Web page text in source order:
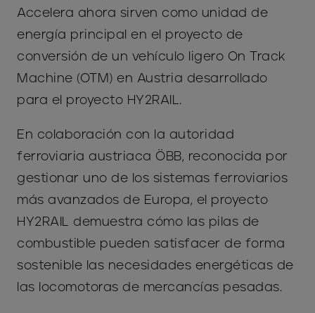
Accelera ahora sirven como unidad de
energía principal en el proyecto de
conversión de un vehículo ligero On Track
Machine (OTM) en Austria desarrollado
para el proyecto HY2RAIL.
En colaboración con la autoridad
ferroviaria austriaca ÖBB, reconocida por
gestionar uno de los sistemas ferroviarios
más avanzados de Europa, el proyecto
HY2RAIL demuestra cómo las pilas de
combustible pueden satisfacer de forma
sostenible las necesidades energéticas de
las locomotoras de mercancías pesadas.